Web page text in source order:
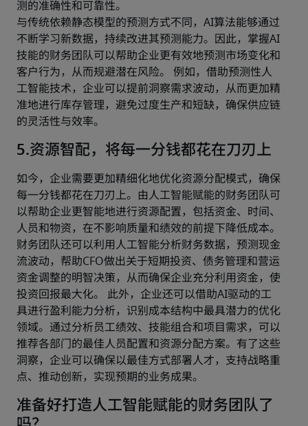
测的准确性和可靠性。
与传统依赖静态模型的预测方式不同，AI算法能够通过
不断学习新数据，持续改进其预测能力。因此，掌握AI
技能的财务团队可以帮助企业更有效地预测市场变化和
客户行为，从而规避潜在风险。 例如，借助预测性人
工智能技术，企业可以提前洞察需求波动，从而更加精
准地进行库存管理，避免过度生产和短缺，确保供应链
的灵活性与效率。
5.资源智配，将每一分钱都花在刀刃上
如今，企业需要更加精细化地优化资源分配模式，确保
每一分钱都花在刀刃上。由人工智能赋能的财务团队可
以帮助企业更智能地进行资源配置，包括资金、时间、
人员和物资，在不影响质量和绩效的前提下降低成本。
财务团队还可以利用人工智能分析财务数据，预测现金
流波动，帮助CFO做出关于短期投资、债务管理和营运
资金调整的明智决策，从而确保企业充分利用资金，使
投资回报最大化。 此外，企业还可以借助AI驱动的工
具进行盈利能力分析，识别成本结构中最具潜力的优化
领域。通过分析员工绩效、技能组合和项目需求，可以
推荐各部门的最佳人员配置和资源分配方案。有了这些
洞察，企业可以确保以最佳方式部署人才，支持战略重
点、推动创新，实现预期的业务成果。
准备好打造人工智能赋能的财务团队了